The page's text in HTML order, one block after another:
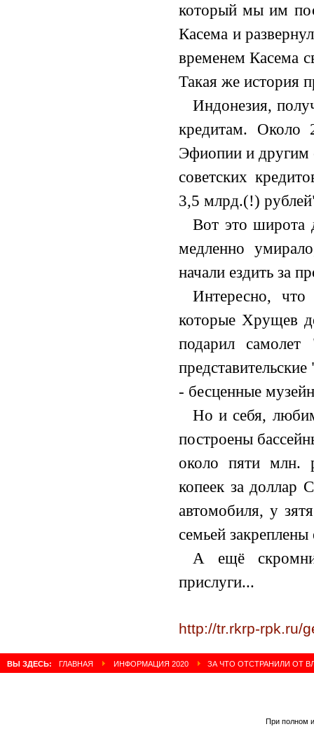
который мы им
Касема и
временем Касема
Такая же история
Индонезия,
кредитам. Около
Эфиопии и другим
советских
3,5 млрд.(!)
Вот это широта
медленно
начали ездить за
Интересно,
которые Хрущев
подарил
- бесценные
Но и себя,
построены
около пяти млн.
копеек за
автомобиля, у
семьей
А ещё
прислуги...
http://tr.rkrp-rpk.ru/
ВЫ ЗДЕСЬ: ГЛАВНАЯ ИНФОРМАЦИЯ 2020 ЗА ЧТО ОТСТРАНИЛИ ОТ
При полном